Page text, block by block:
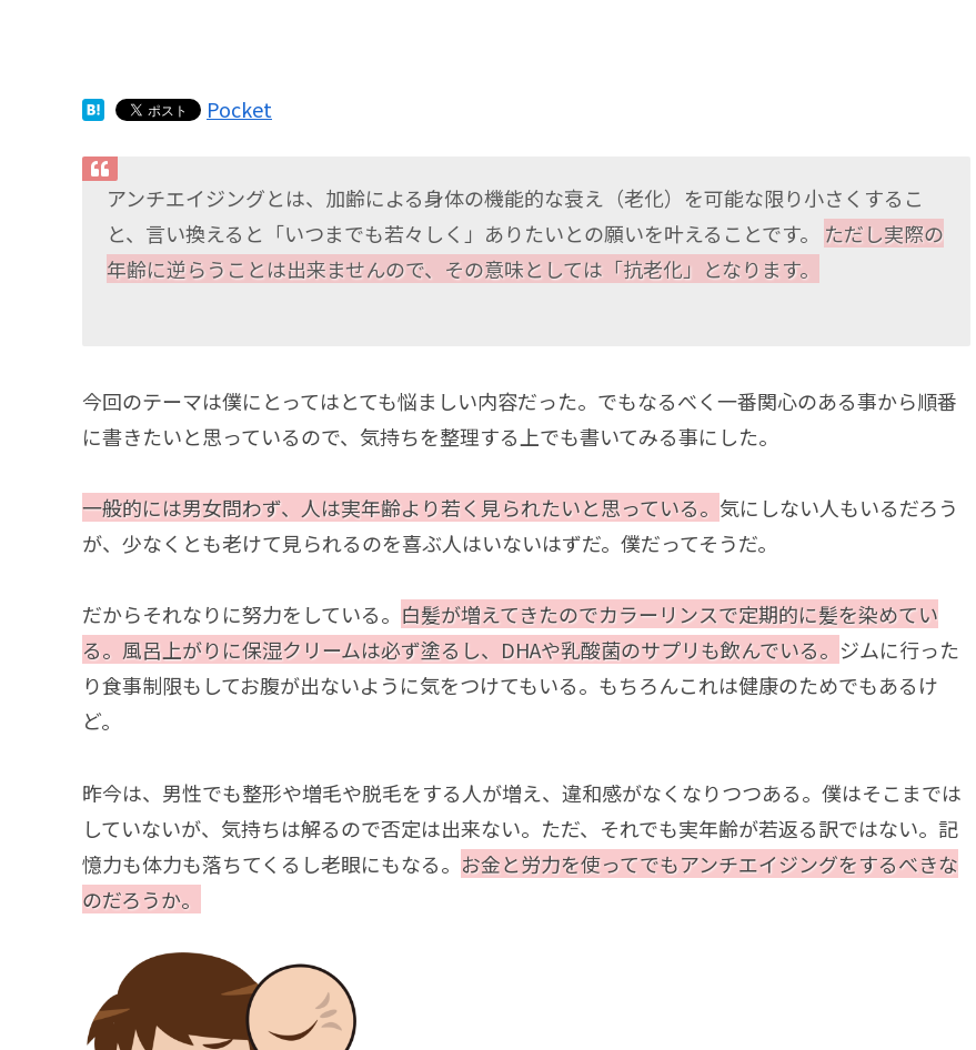
Pocket
アンチエイジングとは、加齢による身体の機能的な衰え（老化）を可能な限り小さくするこ
と、言い換えると「いつまでも若々しく」ありたいとの願いを叶えることです。 ただし実際の
年齢に逆らうことは出来ませんので、その意味としては「抗老化」となります。
今回のテーマは僕にとってはとても悩ましい内容だった。でもなるべく一番関心のある事から順番
に書きたいと思っているので、気持ちを整理する上でも書いてみる事にした。
一般的には男女問わず、人は実年齢より若く見られたいと思っている。 気にしない人もいるだろう
が、少なくとも老けて見られるのを喜ぶ人はいないはずだ。僕だってそうだ。
だからそれなりに努力をしている。 白髪が増えてきたのでカラーリンスで定期的に髪を染めてい
る。風呂上がりに保湿クリームは必ず塗るし、DHAや乳酸菌のサプリも飲んでいる。 ジムに行った
り食事制限もしてお腹が出ないように気をつけてもいる。もちろんこれは健康のためでもあるけ
ど。
昨今は、男性でも整形や増毛や脱毛をする人が増え、違和感がなくなりつつある。僕はそこまでは
していないが、気持ちは解るので否定は出来ない。ただ、それでも実年齢が若返る訳ではない。記
憶力も体力も落ちてくるし老眼にもなる。 お金と労力を使ってでもアンチエイジングをするべきな
のだろうか。